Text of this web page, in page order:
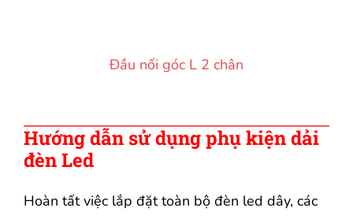
Đầu nối góc L 2 chân
Hướng dẫn sử dụng phụ kiện dải
đèn Led
Hoàn tất việc lắp đặt toàn bộ đèn led dây, các